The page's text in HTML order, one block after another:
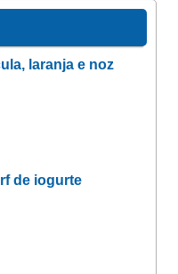
laranja e noz
de iogurte